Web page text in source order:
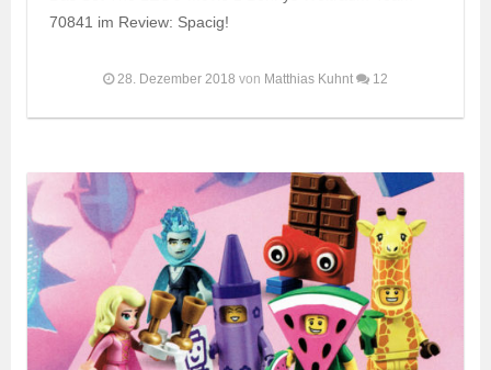
70841 im Review: Spacig!
28. Dezember 2018 von Matthias Kuhnt 12